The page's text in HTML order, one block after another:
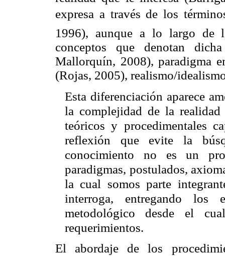
expresa a través de los
1996), aunque a lo largo de
conceptos que denotan
Mallorquín, 2008), paradigma
(Rojas, 2005), realismo/
Esta diferenciación aparece
la complejidad de la
teóricos y procedimentales
reflexión que evite la
conocimiento no es un
paradigmas, postulados,
la cual somos parte
interroga, entregando los
metodológico desde el
requerimientos.
El abordaje de los